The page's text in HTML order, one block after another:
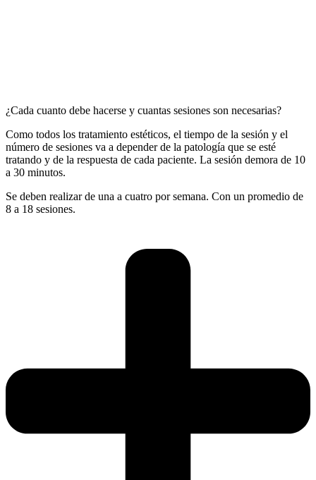
¿Cada cuanto debe hacerse y cuantas sesiones son necesarias?
Como todos los tratamiento estéticos, el tiempo de la sesión y el
número de sesiones va a depender de la patología que se esté
tratando y de la respuesta de cada paciente. La sesión demora de 10
a 30 minutos.
Se deben realizar de una a cuatro por semana. Con un promedio de
8 a 18 sesiones.